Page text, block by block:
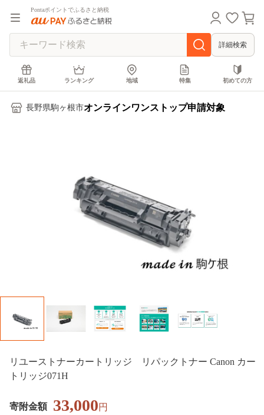
Pontaポイントでふるさと納税
詳細検索
返礼品 ランキング 地域 特集 初めての方
長野県駒ヶ根市オンラインワンストップ申請対象
リユーストナーカートリッジ リパックトナー Canon カー
トリッジ071H
寄附金額 33,000円